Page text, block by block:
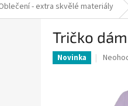
- extra skvělé materiály
Tričko
Novinka